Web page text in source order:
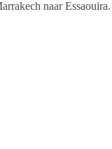
naar Essaouira.